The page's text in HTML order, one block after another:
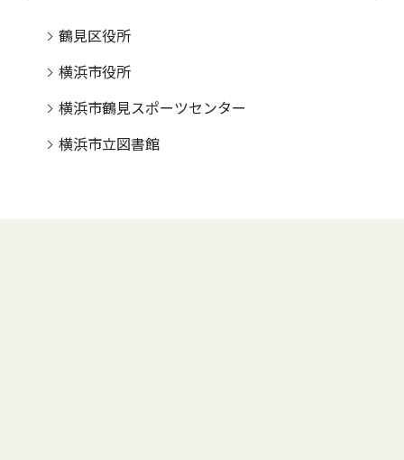
鶴見区役所
横浜市役所
横浜市鶴見スポーツセンター
横浜市立図書館